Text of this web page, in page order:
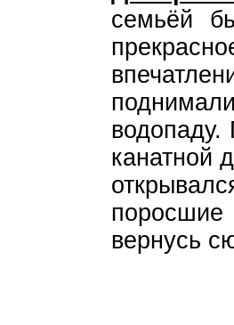
семьёй
канатной
вернусь